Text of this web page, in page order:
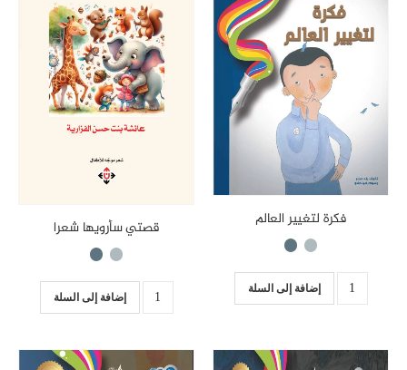
فكرة لتغيير العالم
إضافة إلى السلة
قصتي سأرويها شعرا
إضافة إلى السلة